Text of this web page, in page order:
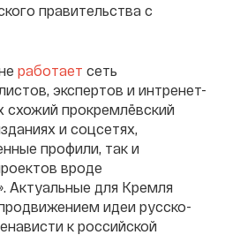
правительства с
работает сеть
экспертов и интренет-
схожий прокремлёвский
и соцсетях,
профили, так и
вроде
Актуальные для Кремля
идеи русско-
к российской